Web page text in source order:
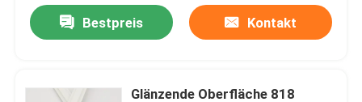
Aluminiumlenker
Warm-Edge-Abstandshalter
Bestpreis Kontakt
Glänzende Oberfläche 818